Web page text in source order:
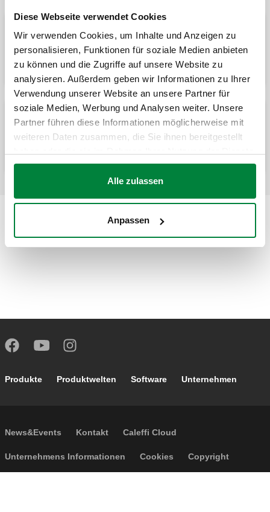
Diese Webseite verwendet Cookies
Wir verwenden Cookies, um Inhalte und Anzeigen zu
personalisieren, Funktionen für soziale Medien anbieten
zu können und die Zugriffe auf unsere Website zu
analysieren. Außerdem geben wir Informationen zu Ihrer
Verwendung unserer Website an unsere Partner für
soziale Medien, Werbung und Analysen weiter. Unsere
Partner führen diese Informationen möglicherweise mit
weiteren Daten zusammen, die Sie ihnen bereitgestellt
gesammelt haben.
Alle zulassen
Anpassen
Vormontierte Verteilereinheit.
Vormontierter Verteiler für Kühlanlagen.
Footer main navigation
Produkte Produktwelten Software Unternehmen
Footer secondary navigation
News&Events Kontakt Caleffi Cloud
Footer menu
Unternehmens Informationen Cookies Copyright